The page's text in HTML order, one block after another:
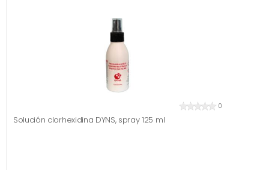
0
Solución clorhexidina DYNS, spray 125 ml